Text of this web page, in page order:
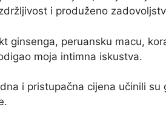
i produženo
ginsenga, peruansku macu,
moja intimna iskustva.
i pristupačna cijena učinili su